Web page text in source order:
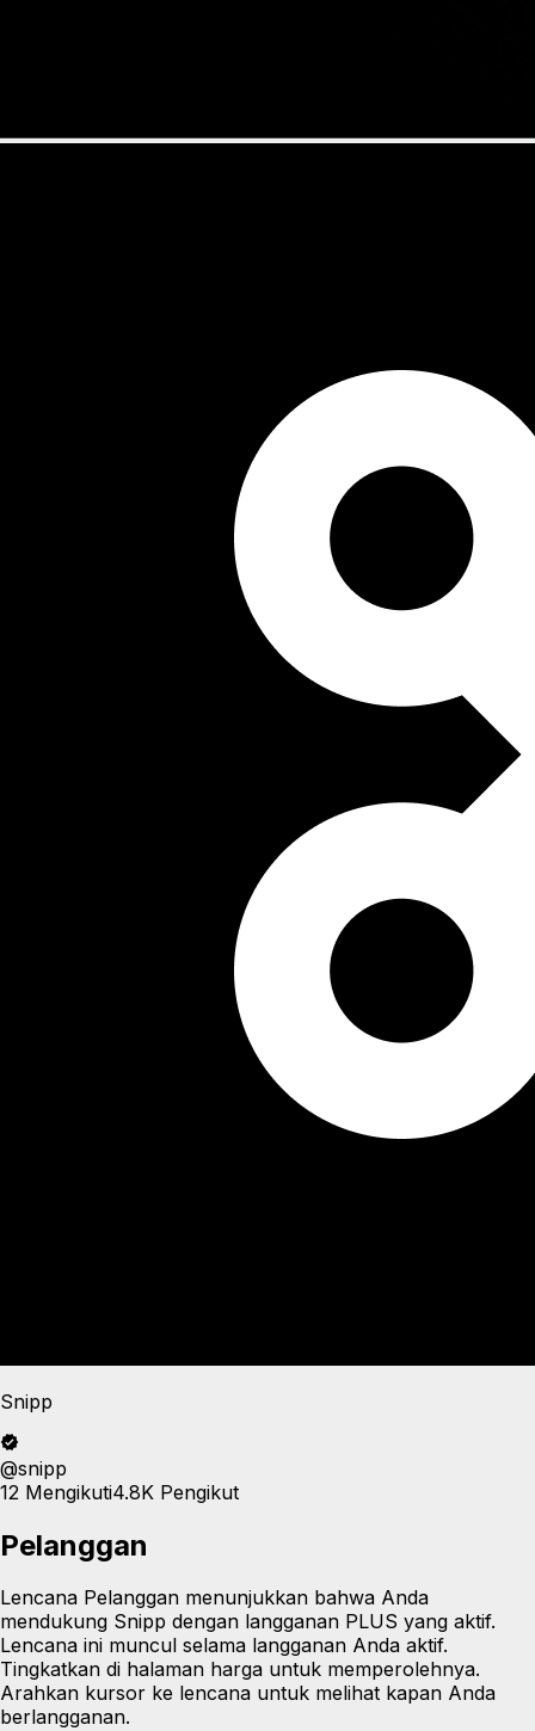
Snipp
@snipp
12 Mengikuti4.8K Pengikut
Pelanggan
Lencana Pelanggan menunjukkan bahwa Anda
mendukung Snipp dengan langganan PLUS yang aktif.
Lencana ini muncul selama langganan Anda aktif.
Tingkatkan di halaman harga untuk memperolehnya.
Arahkan kursor ke lencana untuk melihat kapan Anda
berlangganan.